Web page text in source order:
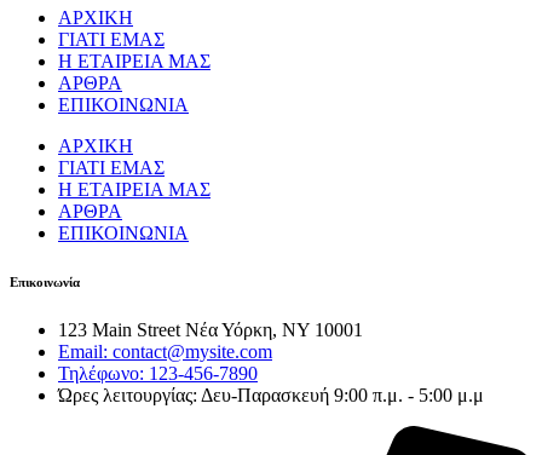
ΑΡΧΙΚΗ
ΓΙΑΤΙ ΕΜΑΣ
Η ΕΤΑΙΡΕΙΑ ΜΑΣ
ΑΡΘΡΑ
ΕΠΙΚΟΙΝΩΝΙΑ
ΑΡΧΙΚΗ
ΓΙΑΤΙ ΕΜΑΣ
Η ΕΤΑΙΡΕΙΑ ΜΑΣ
ΑΡΘΡΑ
ΕΠΙΚΟΙΝΩΝΙΑ
Επικοινωνία
123 Main Street Νέα Υόρκη, NY 10001
Email: contact@mysite.com
Τηλέφωνο: 123-456-7890
Ώρες λειτουργίας: Δευ-Παρασκευή 9:00 π.μ. - 5:00 μ.μ